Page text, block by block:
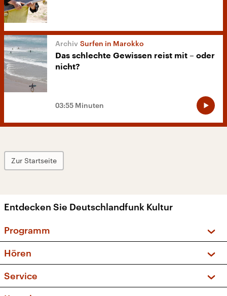
Surfen in Marokko
Das schlechte Gewissen reist mit – oder
nicht?
03:55 Minuten
Zur Startseite
Entdecken Sie Deutschlandfunk Kultur
Programm
Sendungen und Podcasts
Musikliste
Hören
Frequenzen (UKW + DAB+)
Service